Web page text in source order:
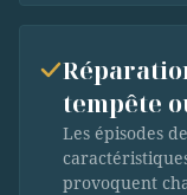
tempête
Les épisodes
provoquent